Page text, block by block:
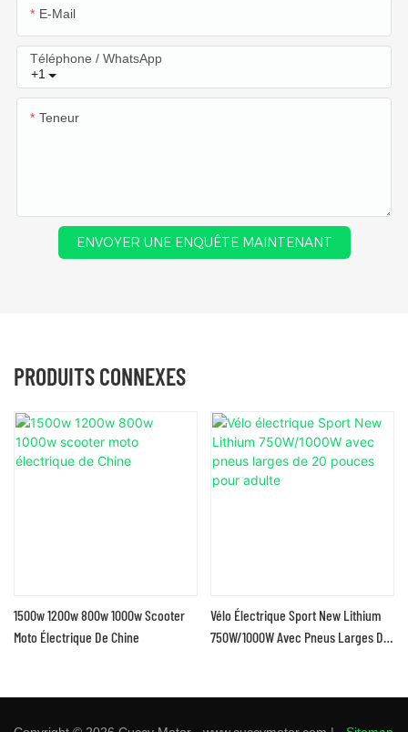
E-Mail
+1
Téléphone / WhatsApp
Teneur
ENVOYER UNE ENQUÊTE MAINTENANT
PRODUITS CONNEXES
1500w 1200w 800w 1000w Scooter
Moto Électrique De Chine
Vélo Électrique Sport New Lithium
750W/1000W Avec Pneus Larges De